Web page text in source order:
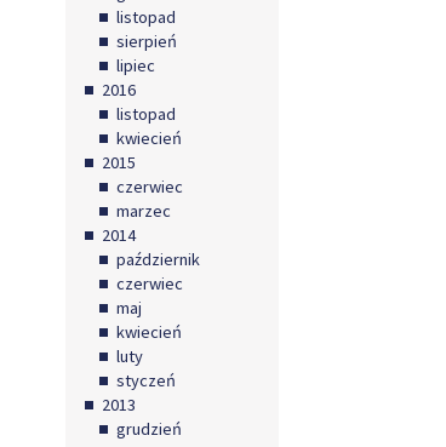
listopad
sierpień
lipiec
2016
listopad
kwiecień
2015
czerwiec
marzec
2014
październik
czerwiec
maj
kwiecień
luty
styczeń
2013
grudzień